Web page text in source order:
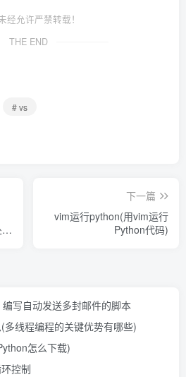
经允许严禁转载！
THE END
# vs
下一篇
vim运行python(用vim运行
Python代码)
写自动发送多封邮件的脚本
多线程编程的关键优势有哪些)
怎么下载)
控制